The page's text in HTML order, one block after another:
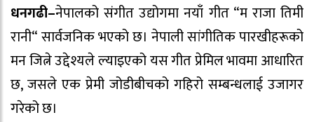
धनगढी–नेपालको संगीत उद्योगमा नयाँ गीत “म राजा तिमी
रानी“ सार्वजनिक भएको छ। नेपाली सांगीतिक पारखीहरूको
मन जित्ने उद्देश्यले ल्याइएको यस गीत प्रेमिल भावमा आधारित
छ, जसले एक प्रेमी जोडीबीचको गहिरो सम्बन्धलाई उजागर
गरेको छ।